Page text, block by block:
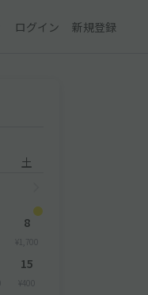
ログイン 新規登録
土
8
¥1,700
15
¥400